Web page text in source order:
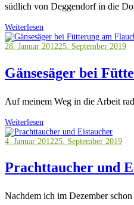
südlich von Deggendorf in die
Weiterlesen
28. Januar 201225. September 2019
Gänsesäger bei
Auf meinem Weg in die Arbeit
Weiterlesen
4. Januar 201225. September 2019
Prachttaucher und
Nachdem ich im Dezember